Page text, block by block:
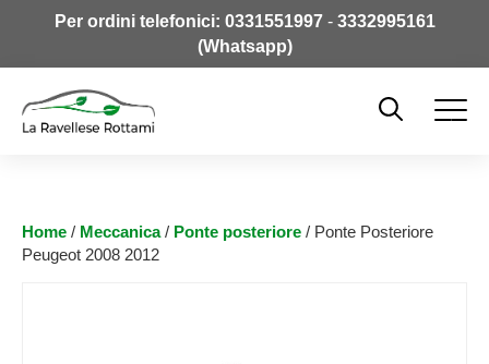
Per ordini telefonici: 0331551997- 3332995161
(Whatsapp)
Home / Meccanica/ Ponte posteriore / Ponte Posteriore
Peugeot 2008 2012